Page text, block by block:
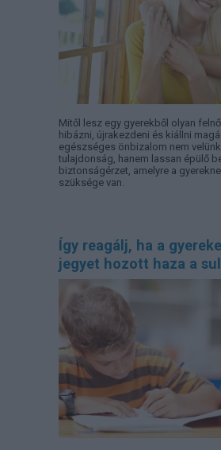
Mitől lesz egy gyerekből olyan
hibázni, újrakezdeni és kiállni
egészséges önbizalom nem
tulajdonság, hanem lassan épülő
biztonságérzet, amelyre a
szüksége van.
Így reagálj, ha a
jegyet hozott haza a